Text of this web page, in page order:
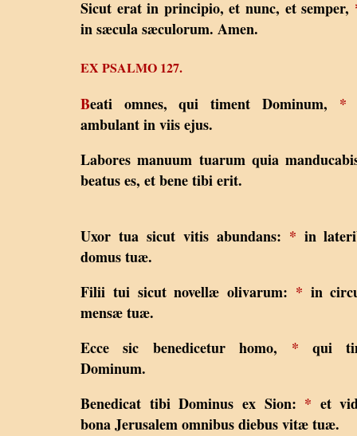
Sicut erat in principio, et nunc, et semper,
in sæcula sæculorum. Amen.
EX PSALMO 127.
Beati omnes, qui timent Dominum, *
ambulant in viis ejus.
Labores manuum tuarum quia
beatus es, et bene tibi erit.
Uxor tua sicut vitis abundans: * in
domus tuæ.
Filii tui sicut novellæ olivarum: * in
mensæ tuæ.
Ecce sic benedicetur homo, * qui
Dominum.
Benedicat tibi Dominus ex Sion: * et
bona Jerusalem omnibus diebus vitæ tuæ.